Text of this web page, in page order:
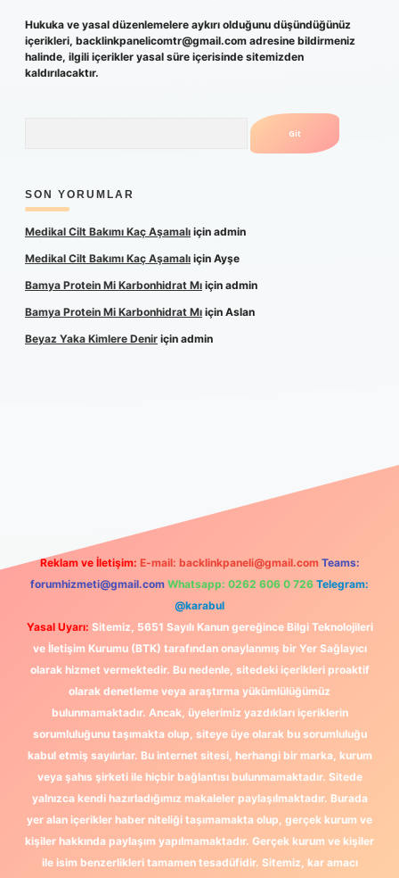
Hukuka ve yasal düzenlemelere aykırı olduğunu düşündüğünüz
içerikleri, backlinkpanelicomtr@gmail.com adresine bildirmeniz
halinde, ilgili içerikler yasal süre içerisinde sitemizden
kaldırılacaktır.
SON YORUMLAR
Medikal Cilt Bakımı Kaç Aşamalı için admin
Medikal Cilt Bakımı Kaç Aşamalı için Ayşe
Bamya Protein Mi Karbonhidrat Mı için admin
Bamya Protein Mi Karbonhidrat Mı için Aslan
Beyaz Yaka Kimlere Denir için admin
Reklam ve İletişim: E-mail: backlinkpaneli@gmail.com Teams:
forumhizmeti@gmail.com Whatsapp: 0262 606 0 726 Telegram:
@karabul
Yasal Uyarı: Sitemiz, 5651 Sayılı Kanun gereğince Bilgi Teknolojileri
ve İletişim Kurumu (BTK) tarafından onaylanmış bir Yer Sağlayıcı
olarak hizmet vermektedir. Bu nedenle, sitedeki içerikleri proaktif
olarak denetleme veya araştırma yükümlülüğümüz
bulunmamaktadır. Ancak, üyelerimiz yazdıkları içeriklerin
sorumluluğunu taşımakta olup, siteye üye olarak bu sorumluluğu
kabul etmiş sayılırlar. Bu internet sitesi, herhangi bir marka, kurum
veya şahıs şirketi ile hiçbir bağlantısı bulunmamaktadır. Sitede
yalnızca kendi hazırladığımız makaleler paylaşılmaktadır. Burada
yer alan içerikler haber niteliği taşımamakta olup, gerçek kurum ve
kişiler hakkında paylaşım yapılmamaktadır. Gerçek kurum ve kişiler
ile isim benzerlikleri tamamen tesadüfidir. Sitemiz, kar amacı